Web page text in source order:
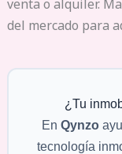
venta o alquiler.
del mercado para
¿Tu
En Qynzo
tecnología